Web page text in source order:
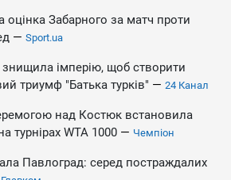
оцінка Забарного за матч проти
— Sport.ua
імперію, щоб створити
триумф "Батька турків" — 24 Канал
над Костюк встановила
турнірах WTA 1000 — Чемпіон
Павлоград: серед постраждалих